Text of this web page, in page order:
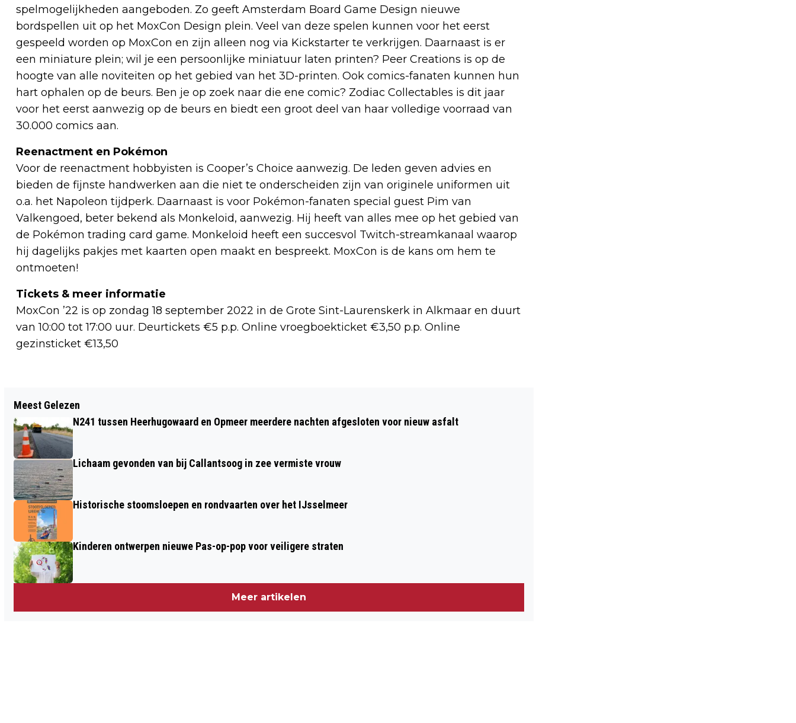
spelmogelijkheden aangeboden. Zo geeft Amsterdam Board Game Design nieuwe
bordspellen uit op het MoxCon Design plein. Veel van deze spelen kunnen voor het eerst
gespeeld worden op MoxCon en zijn alleen nog via Kickstarter te verkrijgen. Daarnaast is er
een miniature plein; wil je een persoonlijke miniatuur laten printen? Peer Creations is op de
hoogte van alle noviteiten op het gebied van het 3D-printen. Ook comics-fanaten kunnen hun
hart ophalen op de beurs. Ben je op zoek naar die ene comic? Zodiac Collectables is dit jaar
voor het eerst aanwezig op de beurs en biedt een groot deel van haar volledige voorraad van
30.000 comics aan.
Reenactment en Pokémon
Voor de reenactment hobbyisten is Cooper’s Choice aanwezig. De leden geven advies en
bieden de fijnste handwerken aan die niet te onderscheiden zijn van originele uniformen uit
o.a. het Napoleon tijdperk. Daarnaast is voor Pokémon-fanaten special guest Pim van
Valkengoed, beter bekend als Monkeloid, aanwezig. Hij heeft van alles mee op het gebied van
de Pokémon trading card game. Monkeloid heeft een succesvol Twitch-streamkanaal waarop
hij dagelijks pakjes met kaarten open maakt en bespreekt. MoxCon is de kans om hem te
ontmoeten!
Tickets & meer informatie
MoxCon ’22 is op zondag 18 september 2022 in de Grote Sint-Laurenskerk in Alkmaar en duurt
van 10:00 tot 17:00 uur. Deurtickets €5 p.p. Online vroegboekticket €3,50 p.p. Online
gezinsticket €13,50
FORT BIJ SPIJKERBOOR OPENT DEUREN
TIJDENS OPEN MONUMENTENDAG
VOOR SENIOREN IN ALKMAAR
Meest Gelezen
N241 tussen Heerhugowaard en Opmeer meerdere nachten afgesloten voor nieuw asfalt
Lichaam gevonden van bij Callantsoog in zee vermiste vrouw
Historische stoomsloepen en rondvaarten over het IJsselmeer
Kinderen ontwerpen nieuwe Pas-op-pop voor veiligere straten
Meer artikelen